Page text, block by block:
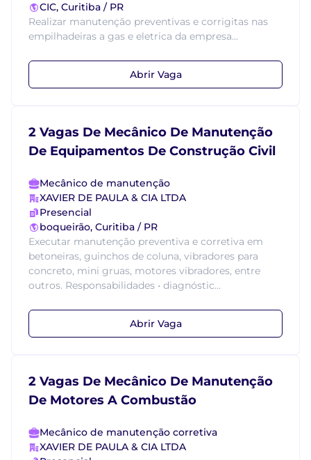
CIC, Curitiba / PR
Realizar manutenção preventivas e corrigitas nas
empilhadeiras a gas e eletrica da empresa...
Abrir Vaga
2 Vagas De Mecânico De Manutenção
De Equipamentos De Construção Civil
Mecânico de manutenção
XAVIER DE PAULA & CIA LTDA
Presencial
boqueirão, Curitiba / PR
Executar manutenção preventiva e corretiva em
betoneiras, guinchos de coluna, vibradores para
concreto, mini gruas, motores vibradores, entre
outros. Responsabilidades • diagnóstic...
Abrir Vaga
2 Vagas De Mecânico De Manutenção
De Motores A Combustão
Mecânico de manutenção corretiva
XAVIER DE PAULA & CIA LTDA